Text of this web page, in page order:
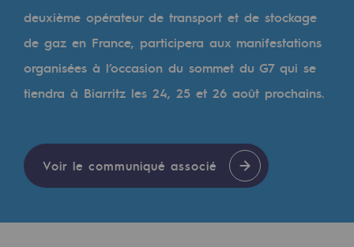
Digitalisation
Transversalité et Collaboratif
Notre culture et nos valeurs
Notre organisation
Notre organisation
deuxième opérateur de transport et de stockage
de gaz en France, participera aux manifestations
organisées à l’occasion du sommet du G7 qui se
tiendra à Biarritz les 24, 25 et 26 août prochains.
Voir le communiqué associé